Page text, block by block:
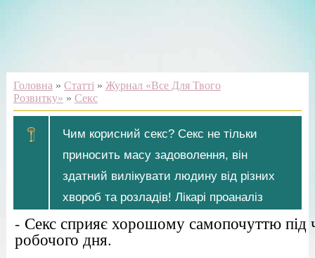
Головна » Статті » Журнал «Все Для Твого
Розвитку» » Секс
Чим корисний секс? Секс не тільки
приносить масу задоволення, він
здатний вилікувати людину від різних
хвороб та розладів! Лікарі проаналіз
- Секс сприяє хорошому самопочуттю під
робочого дня.